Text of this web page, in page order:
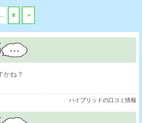
8 ＞
かね？
ハイブリッドの口コミ情報